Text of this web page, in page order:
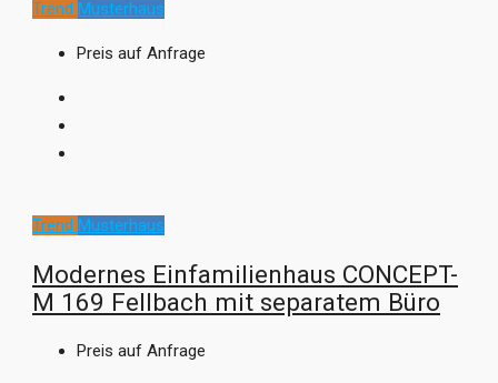
Trend Musterhaus
Preis auf Anfrage
Trend Musterhaus
Modernes Einfamilienhaus CONCEPT-
M 169 Fellbach mit separatem Büro
Preis auf Anfrage